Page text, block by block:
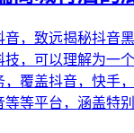
，致远揭秘抖音
，可以理解为一
覆盖抖音，快手
等平台，涵盖特